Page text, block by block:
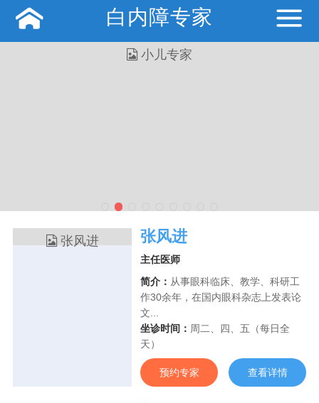
白内障专家
张风进
主任医师
简介： 从事眼科临床、教学、科研工
作30余年，在国内眼科杂志上发表论
文...
坐诊时间： 周二、四、五（每日全
天）
预约专家 查看详情